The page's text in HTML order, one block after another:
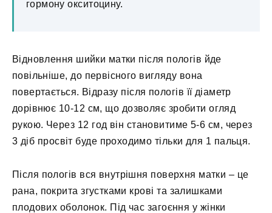
гормону окситоцину.
Відновлення шийки матки після пологів йде
повільніше, до первісного вигляду вона
повертається. Відразу після пологів її діаметр
дорівнює 10-12 см, що дозволяє зробити огляд
рукою. Через 12 год він становитиме 5-6 см, через
3 діб просвіт буде проходимо тільки для 1 пальця.
Після пологів вся внутрішня поверхня матки – це
рана, покрита згустками крові та залишками
плодових оболонок. Під час загоєння у жінки